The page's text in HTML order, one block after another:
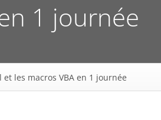
1 journée
et les macros VBA en 1 journée